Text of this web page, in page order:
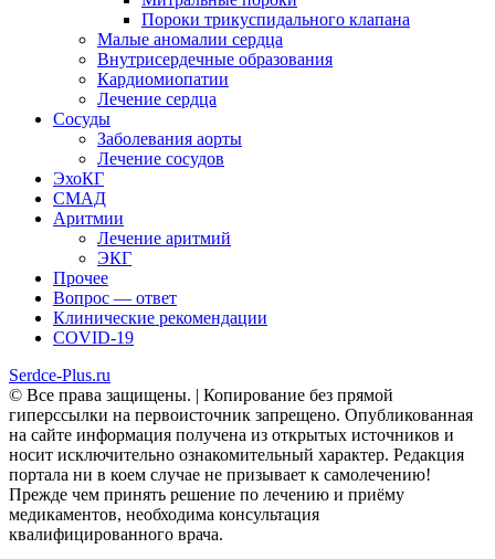
Пороки трикуспидального клапана
Малые аномалии сердца
Внутрисердечные образования
Кардиомиопатии
Лечение сердца
Сосуды
Заболевания аорты
Лечение сосудов
ЭхоКГ
СМАД
Аритмии
Лечение аритмий
ЭКГ
Прочее
Вопрос — ответ
Клинические рекомендации
COVID-19
Serdce-Plus.ru
© Все права защищены. | Копирование без прямой
гиперссылки на первоисточник запрещено. Опубликованная
на сайте информация получена из открытых источников и
носит исключительно ознакомительный характер. Редакция
портала ни в коем случае не призывает к самолечению!
Прежде чем принять решение по лечению и приёму
медикаментов, необходима консультация
квалифицированного врача.